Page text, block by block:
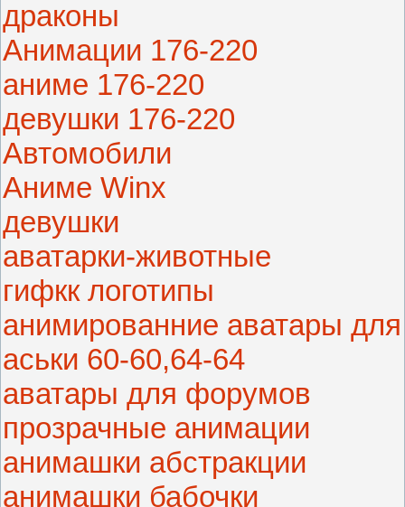
драконы
Анимации 176-220
аниме 176-220
девушки 176-220
Автомобили
Аниме Winx
девушки
аватарки-животные
гифкк логотипы
анимированние аватары для
аськи 60-60,64-64
аватары для форумов
прозрачные анимации
анимашки абстракции
анимашки бабочки